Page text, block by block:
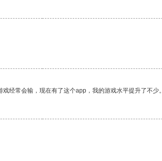
经常会输，现在有了这个app，我的游戏水平提升了不少。